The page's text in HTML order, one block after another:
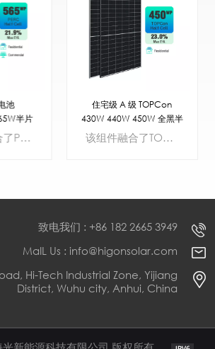
池
半片
，适用
这些组件结合了PERC技术、MBB和半片电池。Higon P型半片电池组件的功率输出最高可达565W。P 型材料没有 LID/LeTID 风险，使组件具有更高的可靠性、更高的双功能性、更高的效率、更低的温度系数和更长的使用寿命。
住宅级 A 级 TOPCon
430W 440W 450W 全黑半
片太阳能组件 该组件融合了TOPCon领先的技术、MBB和半片电池技术。Higon N型半片电池黑色组件的功率输出最高可达450W。N 型材料不存在 LID/LeTID 风险，使组件具有更高的可靠性、更高的双功能性、更高的效率、更低的温度系数和更长的使用寿命。
了解更多
致电我们 : +86 182 2665 3949
MaIL Us : info@higonsolar.com
Hi-Tech Industrial Zone, Yijiang
District, Wuhu city, Anhui, China